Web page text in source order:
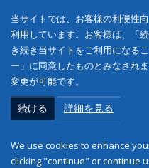
当サイトでは、お客様の利便性
利用しています。お客様は、「
き続き当サイトをご利用になる
ー」に同意したものとみなされ
変更が可能です。
続ける 詳細を見る
We use cookies to enhance
clicking "continue" or continue